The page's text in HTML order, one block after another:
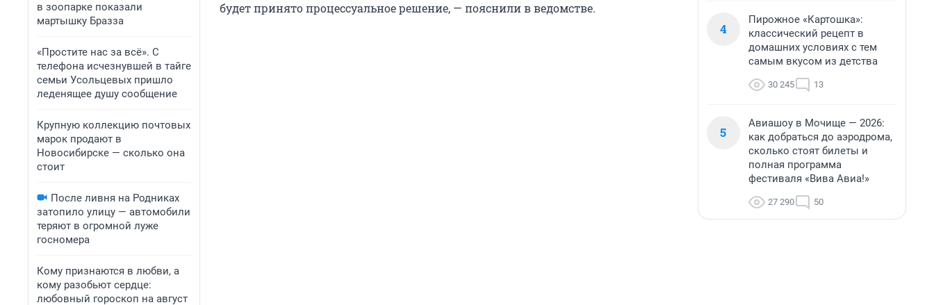
в зоопарке показали
мартышку Бразза
«Простите нас за всё». С
телефона исчезнувшей в тайге
семьи Усольцевых пришло
леденящее душу сообщение
Крупную коллекцию почтовых
марок продают в
Новосибирске — сколько она
стоит
После ливня на Родниках
затопило улицу — автомобили
теряют в огромной луже
госномера
Кому признаются в любви, а
кому разобьют сердце:
любовный гороскоп на август
будет принято процессуальное решение, — пояснили в ведомстве.
4
Пирожное «Картошка»:
классический рецепт в
домашних условиях с тем
самым вкусом из детства
30 245 13
5
Авиашоу в Мочище — 2026:
как добраться до аэродрома,
сколько стоят билеты и
полная программа
фестиваля «Вива Авиа!»
27 290 50